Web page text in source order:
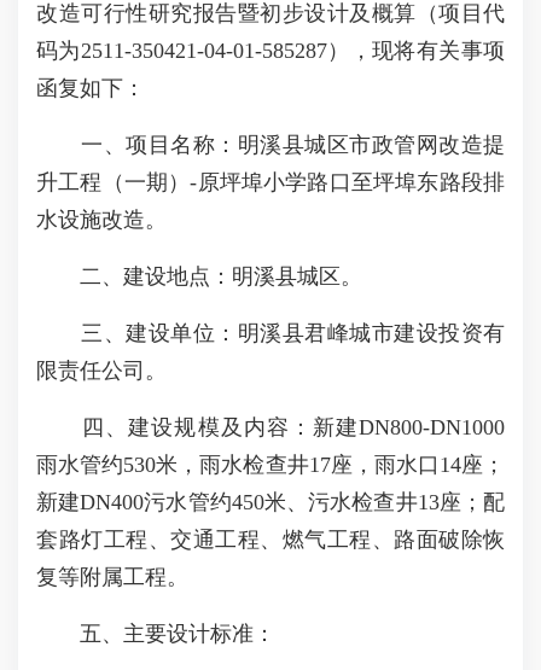
改造可行性研究报告暨初步设计及概算（项目代
码为2511-350421-04-01-585287），现将有关事项
函复如下：
一、项目名称：明溪县城区市政管网改造提
升工程（一期）-原坪埠小学路口至坪埠东路段排
水设施改造。
二、建设地点：明溪县城区。
三、建设单位：明溪县君峰城市建设投资有
限责任公司。
四、建设规模及内容：新建DN800-DN1000
雨水管约530米，雨水检查井17座，雨水口14座；
新建DN400污水管约450米、污水检查井13座；配
套路灯工程、交通工程、燃气工程、路面破除恢
复等附属工程。
五、主要设计标准：